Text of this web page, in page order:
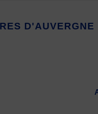
RES D'AUVERGNE